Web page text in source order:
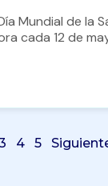
Mundial de la
cada 12 de
4 5